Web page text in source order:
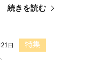
続きを読む
日 特集